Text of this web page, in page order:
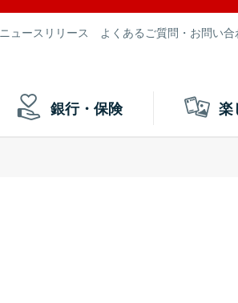
ニュースリリース よくあるご質問・お問い合
銀行・保険 楽